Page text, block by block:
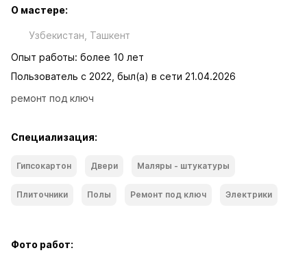
О мастере:
Узбекистан, Ташкент
Опыт работы: более 10 лет
Пользователь с 2022, был(а) в сети 21.04.2026
ремонт под ключ
Специализация:
Гипсокартон Двери Маляры - штукатуры
Плиточники Полы Ремонт под ключ Электрики
Фото работ: